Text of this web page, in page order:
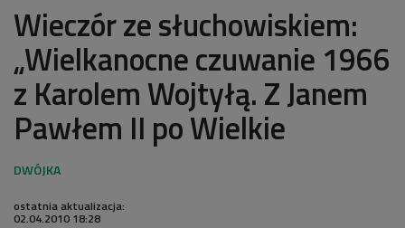
Wieczór ze słuchowiskiem:
„Wielkanocne czuwanie 1966
z Karolem Wojtyłą. Z Janem
Pawłem II po Wielkie
ostatnia aktualizacja:
02.04.2010 18:28